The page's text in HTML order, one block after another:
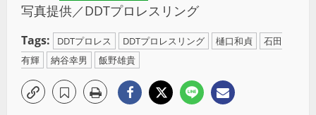
写真提供／DDTプロレスリング
Tags: DDTプロレス DDTプロレスリング 樋口和貞
石田
有輝
納谷幸男 飯野雄貴